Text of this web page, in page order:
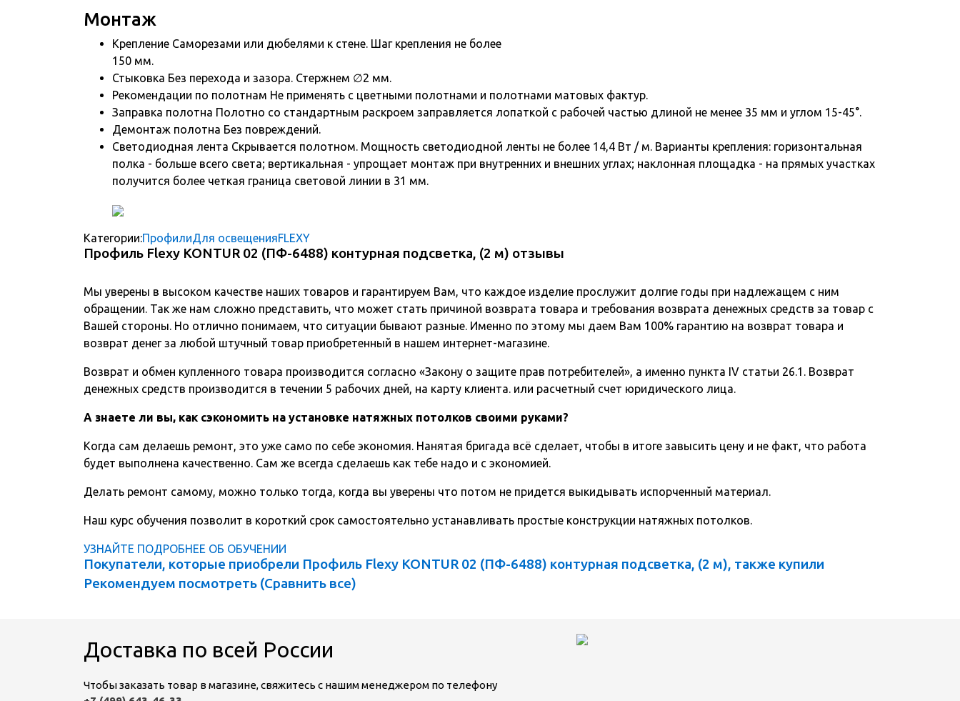
Монтаж
Крепление Саморезами или дюбелями к стене. Шаг крепления не более
150 мм.
Стыковка Без перехода и зазора. Стержнем ∅2 мм.
Рекомендации по полотнам Не применять с цветными полотнами и полотнами матовых фактур.
Заправка полотна Полотно со стандартным раскроем заправляется лопаткой с рабочей частью длиной не менее 35 мм и углом 15-45°.
Демонтаж полотна Без повреждений.
Светодиодная лента Скрывается полотном. Мощность светодиодной ленты не более 14,4 Вт / м. Варианты крепления: горизонтальная
полка - больше всего света; вертикальная - упрощает монтаж при внутренних и внешних углах; наклонная площадка - на прямых участках
получится более четкая граница световой линии в 31 мм.
Категории:ПрофилиДля освещенияFLEXY
Профиль Flexy KONTUR 02 (ПФ-6488) контурная подсветка, (2 м) отзывы
Мы уверены в высоком качестве наших товаров и гарантируем Вам, что каждое изделие прослужит долгие годы при надлежащем с ним
обращении. Так же нам сложно представить, что может стать причиной возврата товара и требования возврата денежных средств за товар с
Вашей стороны. Но отлично понимаем, что ситуации бывают разные. Именно по этому мы даем Вам 100% гарантию на возврат товара и
возврат денег за любой штучный товар приобретенный в нашем интернет-магазине.
Возврат и обмен купленного товара производится согласно «Закону о защите прав потребителей», а именно пункта IV статьи 26.1. Возврат
денежных средств производится в течении 5 рабочих дней, на карту клиента. или расчетный счет юридического лица.
А знаете ли вы, как сэкономить на установке натяжных потолков своими руками?
Когда сам делаешь ремонт, это уже само по себе экономия. Нанятая бригада всё сделает, чтобы в итоге завысить цену и не факт, что работа
будет выполнена качественно. Сам же всегда сделаешь как тебе надо и с экономией.
Делать ремонт самому, можно только тогда, когда вы уверены что потом не придется выкидывать испорченный материал.
Наш курс обучения позволит в короткий срок самостоятельно устанавливать простые конструкции натяжных потолков.
УЗНАЙТЕ ПОДРОБНЕЕ ОБ ОБУЧЕНИИ
Покупатели, которые приобрели Профиль Flexy KONTUR 02 (ПФ-6488) контурная подсветка, (2 м), также купили
Рекомендуем посмотреть (Сравнить все)
Доставка по всей России
Чтобы заказать товар в магазине, свяжитесь с нашим менеджером по телефону